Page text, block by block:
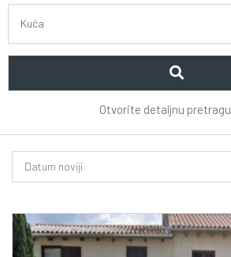
Kuća
Otvorite detaljnu pretragu
Datum noviji